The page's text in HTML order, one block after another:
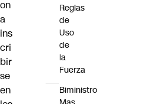
on
a
ins
cri
bir
se
en
Reglas
de
Uso
de
la
Fuerza
Biministro